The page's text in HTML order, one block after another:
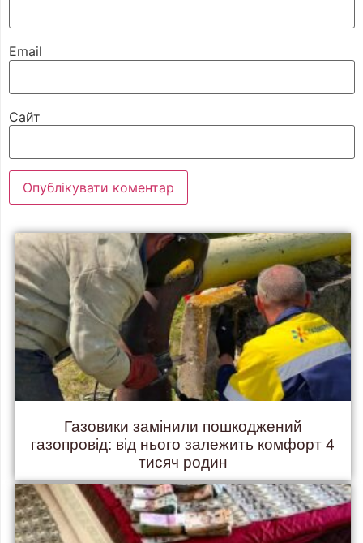
Email
Сайт
Газовики замінили пошкоджений
газопровід: від нього залежить комфорт 4
тисяч родин